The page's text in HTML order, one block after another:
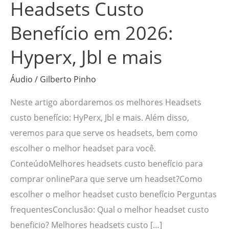
Headsets Custo
Benefício em 2026:
Hyperx, Jbl e mais
Áudio / Gilberto Pinho
Neste artigo abordaremos os melhores Headsets
custo benefício: HyPerx, Jbl e mais. Além disso,
veremos para que serve os headsets, bem como
escolher o melhor headset para você.
ConteúdoMelhores headsets custo benefício para
comprar onlinePara que serve um headset?Como
escolher o melhor headset custo benefício Perguntas
frequentesConclusão: Qual o melhor headset custo
beneficio? Melhores headsets custo […]
e
mais